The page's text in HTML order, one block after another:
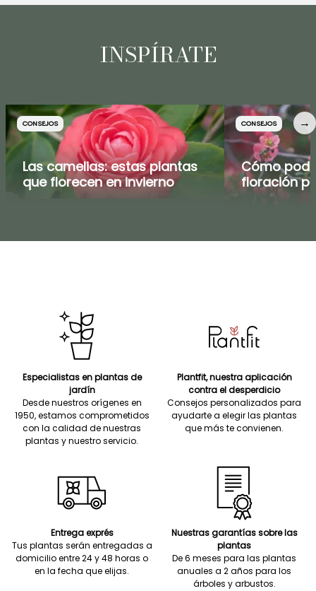
INSPÍRATE
CONSEJOS
Las camelias: estas plantas
que florecen en invierno
CONSEJOS
Cómo
floración
→
Especialistas en plantas de
jardín
Desde nuestros orígenes en
1950, estamos comprometidos
con la calidad de nuestras
plantas y nuestro servicio.
Plantfit, nuestra aplicación
contra el desperdicio
Consejos personalizados para
ayudarte a elegir las plantas
que más te convienen.
Entrega exprés
Tus plantas serán entregadas a
domicilio entre 24 y 48 horas o
en la fecha que elijas.
Nuestras garantías sobre las
plantas
De 6 meses para las plantas
anuales a 2 años para los
árboles y arbustos.